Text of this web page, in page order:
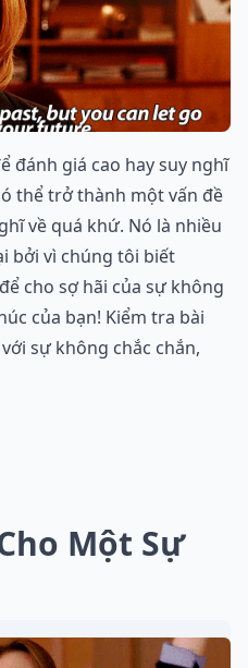
đánh giá cao hay suy nghĩ
thể trở thành một vấn đề
về quá khứ. Nó là nhiều
bởi vì chúng tôi biết
cho sợ hãi của sự không
của bạn! Kiểm tra bài
sự không chắc chắn,
Một Sự